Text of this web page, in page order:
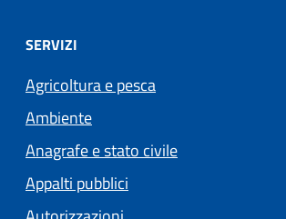
SERVIZI
Agricoltura e pesca
Ambiente
Anagrafe e stato civile
Appalti pubblici